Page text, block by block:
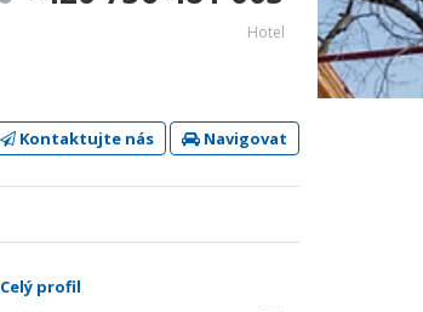
Hotel
Kontaktujte nás Navigovat
Celý profil